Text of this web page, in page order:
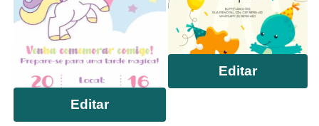
Editar
Editar